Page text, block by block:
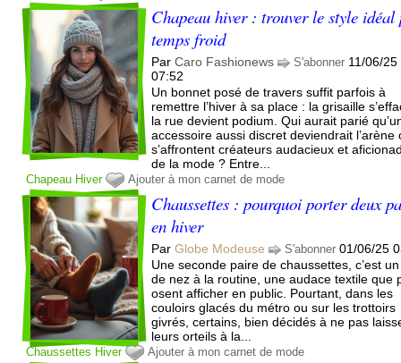
Chapeau hiver : trouver le style idéal
temps froid
ParCaro Fashionews S'abonner 11/06/25
07:52
Un bonnet posé de travers suffit parfois à
remettre l’hiver à sa place : la grisaille
la rue devient podium. Qui aurait parié
accessoire aussi discret deviendrait l’arène
s’affrontent créateurs audacieux et
de la mode ? Entre...
Chapeau Hiver Ajouter à mon carnet de mode
Chaussettes : pourquoi porter deux
en hiver
ParGlobe Modeuse S'abonner 01/06/25
Une seconde paire de chaussettes, c’est
de nez à la routine, une audace textile que
osent afficher en public. Pourtant, dans les
couloirs glacés du métro ou sur les trottoirs
givrés, certains, bien décidés à ne pas
leurs orteils à la...
Chaussettes Hiver Ajouter à mon carnet de mode